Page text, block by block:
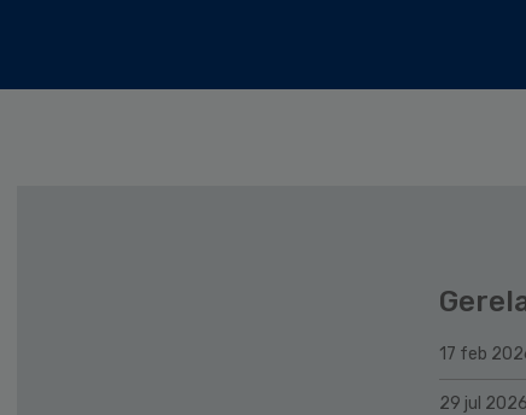
17 feb
29 jul 2026